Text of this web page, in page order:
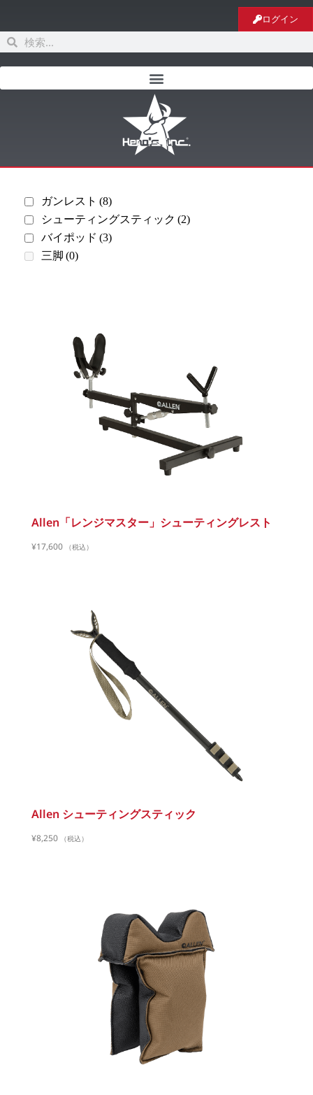
ログイン
ガンレスト (8)
シューティングスティック (2)
バイポッド (3)
三脚 (0)
Allen「レンジマスター」シューティングレスト
¥17,600 （税込）
Allen シューティングスティック
¥8,250 （税込）